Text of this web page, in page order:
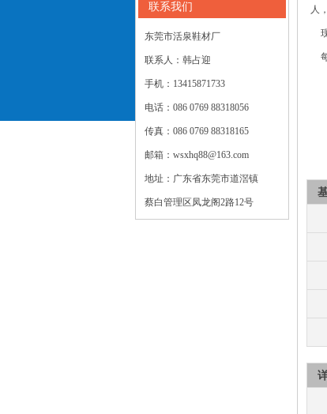
联系我们
东莞市活泉鞋材厂
联系人：韩占迎
手机：13415871733
电话：086 0769 88318056
传真：086 0769 88318165
邮箱：wsxhq88@163.com
地址：广东省东莞市道滘镇
蔡白管理区凤龙阁2路12号
人